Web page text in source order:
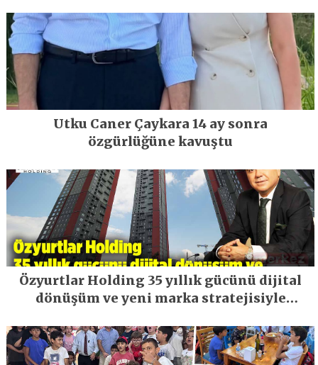
Utku Caner Çaykara 14 ay sonra
özgürlüğüne kavuştu
Özyurtlar Holding 35 yıllık gücünü dijital
dönüşüm ve yeni marka stratejisiyle